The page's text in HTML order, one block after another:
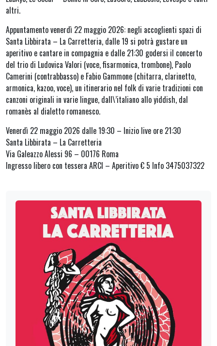
altri.
Appuntamento venerdì 22 maggio 2026: negli accoglienti spazi di
Santa Libbirata – La Carretteria, dalle 19 si potrà gustare un
aperitivo e cantare in compagnia e dalle 21:30 godersi il concerto
del trio di Ludovica Valori (voce, fisarmonica, trombone), Paolo
Camerini (contrabbasso) e Fabio Gammone (chitarra, clarinetto,
armonica, kazoo, voce), un itinerario nel folk di varie tradizioni con
canzoni originali in varie lingue, dall\’italiano allo yiddish, dal
romanès al dialetto romanesco.
Venerdì 22 maggio 2026 dalle 19:30 – Inizio live ore 21:30
Santa Libbirata – La Carretteria
Via Galeazzo Alessi 96 – 00176 Roma
Ingresso libero con tessera ARCI – Aperitivo € 5 Info 3475037322